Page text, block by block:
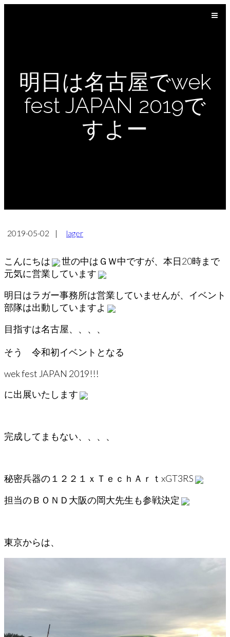
明日は名古屋でwek
fest JAPAN 2019で
すよー
2019-05-02 | lager
こんにちは
世の中はＧＷ中ですが、本日20時まで
元気に営業しています
明日はラガー事務所は営業していませんが、イベント
部隊は出動していますよ
目指すは名古屋、、、、
そう 令和初イベントとなる
wek fest JAPAN 2019!!!
に出展いたします
完成してまもない、、、、
秘密兵器の１２２１ｘＴｅｃｈＡｒｔxGT3RS
担当のＢＯＮＤ大阪の岡大先生も参戦決定
東京からは、